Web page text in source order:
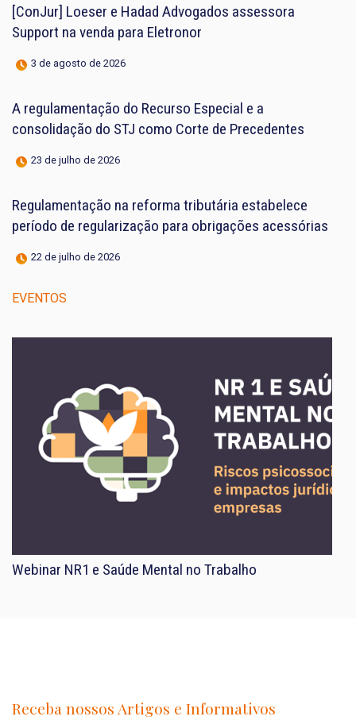
[ConJur] Loeser e Hadad Advogados assessora
Support na venda para Eletronor
3 de agosto de 2026
A regulamentação do Recurso Especial e a
consolidação do STJ como Corte de Precedentes
23 de julho de 2026
Regulamentação na reforma tributária estabelece
período de regularização para obrigações acessórias
22 de julho de 2026
EVENTOS
Webinar NR1 e Saúde Mental no Trabalho
Receba nossos Artigos e Informativos